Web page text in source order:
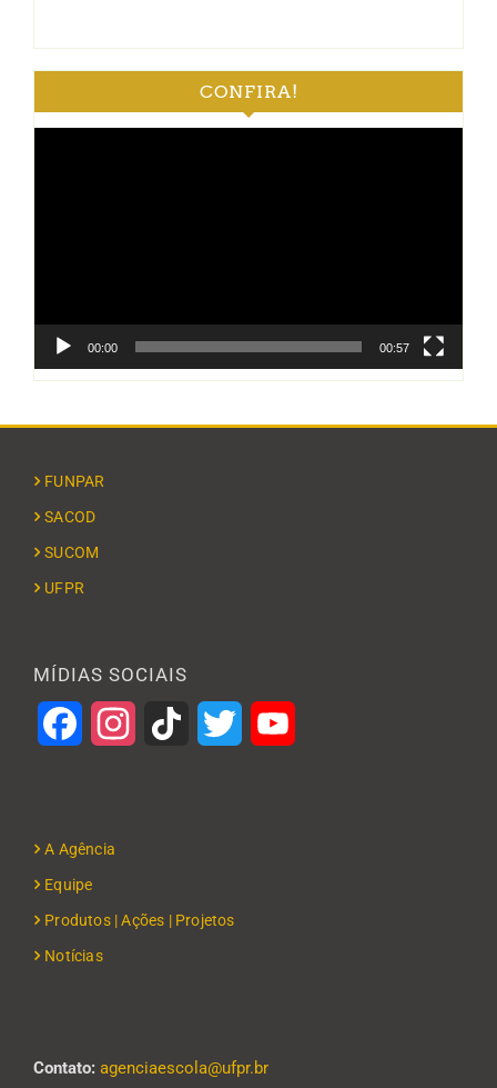
CONFIRA!
00:00 00:57
FUNPAR
SACOD
SUCOM
UFPR
MÍDIAS SOCIAIS
FacebookInstagramTikTok Twitter
A Agência
Equipe
Produtos | Ações | Projetos
Notícias
Contato: agenciaescola@ufpr.br